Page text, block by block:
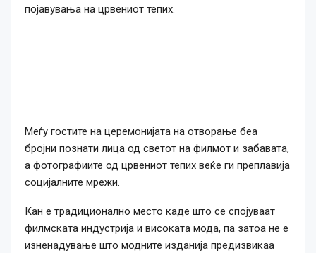
појавувања на црвениот тепих.
Меѓу гостите на церемонијата на отворање беа
бројни познати лица од светот на филмот и забавата,
а фотографиите од црвениот тепих веќе ги преплавија
социјалните мрежи.
Кан е традиционално место каде што се спојуваат
филмската индустрија и високата мода, па затоа не е
изненадување што модните изданија предизвикаа